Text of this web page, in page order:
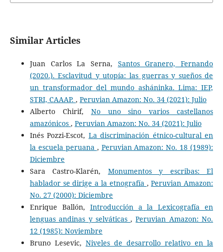
Similar Articles
Juan Carlos La Serna, Santos Granero, Fernando
(2020.). Esclavitud y utopía: las guerras y sueños de
un transformador del mundo asháninka. Lima: IEP,
STRI, CAAAP. , Peruvian Amazon: No. 34 (2021): Julio
Alberto Chirif, No uno sino varios castellanos
amazónicos , Peruvian Amazon: No. 34 (2021): Julio
Inés Pozzi-Escot, La discriminación étnico-cultural en
la escuela peruana , Peruvian Amazon: No. 18 (1989):
Diciembre
Sara Castro-Klarén, Monumentos y escribas: El
hablador se dirige a la etnografía ,Peruvian Amazon:
No. 27 (2000): Diciembre
Enrique Ballón, Introducción a la Lexicografía en
lenguas andinas y selváticas,Peruvian Amazon: No.
12 (1985): Noviembre
Bruno Lesevic, Niveles de desarrollo relativo en la